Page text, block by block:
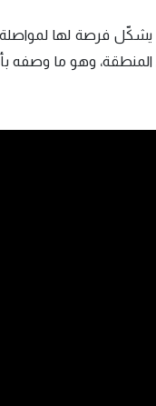
يشكّل فرصة لها
المنطقة، وهو ما وصفه